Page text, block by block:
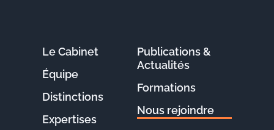
Le Cabinet
Équipe
Distinctions
Expertises
Publications &
Actualités
Formations
Nous rejoindre